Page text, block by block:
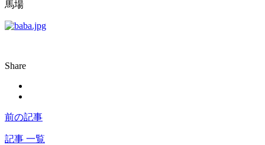
馬場
Share
前の記事
記事 一覧